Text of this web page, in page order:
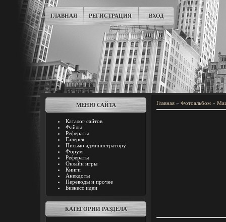
ГЛАВНАЯ РЕГИСТРАЦИЯ ВХОД
МЕНЮ САЙТА
Каталог сайтов
Файлы
Рефераты
Галерея
Письмо администратору
Форум
Рефераты
Онлайн игры
Книги
Анекдоты
Переводы и прочее
Бизнесс идеи
КАТЕГОРИИ РАЗДЕЛА
Главная » Фотоальбом »